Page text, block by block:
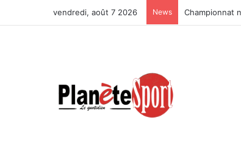
vendredi, août 7 2026 News Championnat